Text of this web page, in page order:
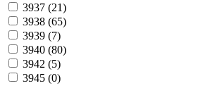
3937 (21)
3938 (65)
3939 (7)
3940 (80)
3942 (5)
3945 (0)